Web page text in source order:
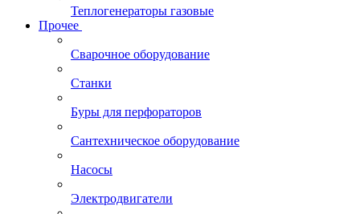
Теплогенераторы газовые
Прочее
Сварочное оборудование
Станки
Буры для перфораторов
Сантехническое оборудование
Насосы
Электродвигатели